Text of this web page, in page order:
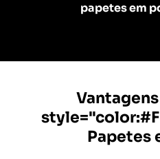
papetes em
Papetes